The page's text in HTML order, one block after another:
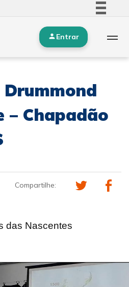
Simplifique!
Comunica BR
Legislação
Entrar
Drummond
– Chapadão
Compartilhe:
das Nascentes